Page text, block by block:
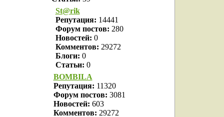
St@rik
Репутация: 14441
Форум постов: 280
Новостей: 0
Комментов: 29272
Блоги: 0
Статьи: 0
BOMBILA
Репутация: 11320
Форум постов: 3081
Новостей: 603
Комментов: 29272